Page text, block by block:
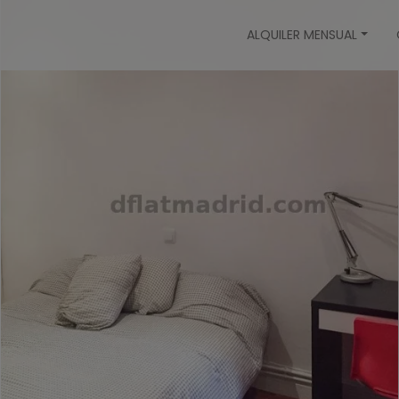
ALQUILER MENSUAL